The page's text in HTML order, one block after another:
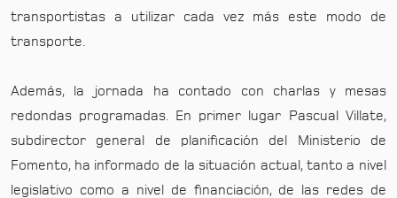
transportistas a utilizar cada vez más este modo de
transporte.
Además, la jornada ha contado con charlas y mesas
redondas programadas. En primer lugar Pascual Villate,
subdirector general de planificación del Ministerio de
Fomento, ha informado de la situación actual, tanto a nivel
legislativo como a nivel de financiación, de las redes de